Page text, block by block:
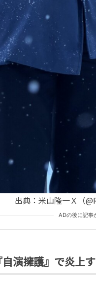
出典：米山隆一Ｘ（
ADの後に記事
演擁護』で炎上